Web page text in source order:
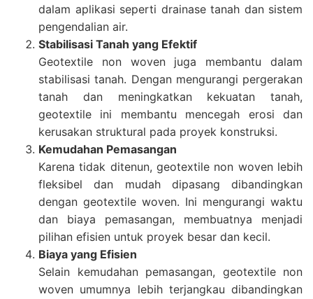
dalam aplikasi seperti drainase tanah dan sistem
pengendalian air.
Stabilisasi Tanah yang Efektif
Geotextile non woven juga membantu dalam
stabilisasi tanah. Dengan mengurangi pergerakan
tanah dan meningkatkan kekuatan tanah,
geotextile ini membantu mencegah erosi dan
kerusakan struktural pada proyek konstruksi.
Kemudahan Pemasangan
Karena tidak ditenun, geotextile non woven lebih
fleksibel dan mudah dipasang dibandingkan
dengan geotextile woven. Ini mengurangi waktu
dan biaya pemasangan, membuatnya menjadi
pilihan efisien untuk proyek besar dan kecil.
Biaya yang Efisien
Selain kemudahan pemasangan, geotextile non
woven umumnya lebih terjangkau dibandingkan